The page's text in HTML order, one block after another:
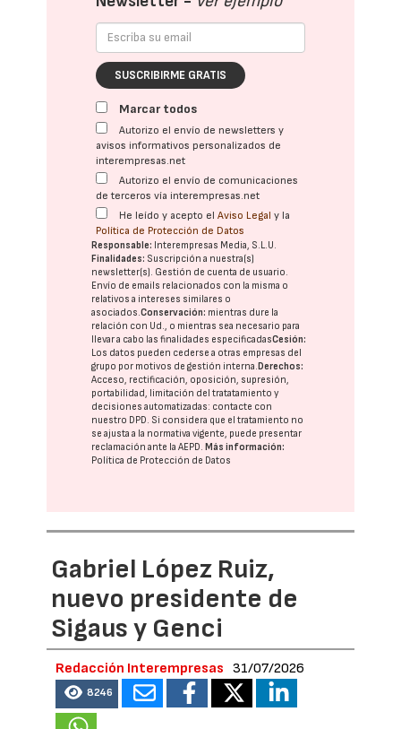
SUSCRIBIRME GRATIS
Marcar todos
Autorizo el envío de newsletters y
avisos informativos personalizados de
interempresas.net
Autorizo el envío de comunicaciones
de terceros vía interempresas.net
He leído y acepto elAviso Legal y la
Política de Protección de Datos
Responsable: Interempresas Media, S.L.U.
Finalidades: Suscripción a nuestra(s)
newsletter(s). Gestión de cuenta de usuario.
Envío de emails relacionados con la misma o
relativos a intereses similares o
asociados.Conservación: mientras dure la
relación con Ud., o mientras sea necesario para
llevar a cabo las finalidades especificadasCesión:
Los datos pueden cederse a otras empresas del
grupo por motivos de gestión interna.Derechos:
Acceso, rectificación, oposición, supresión,
portabilidad, limitación del tratatamiento y
decisiones automatizadas: contacte con
nuestro DPD. Si considera que el tratamiento no
se ajusta a la normativa vigente, puede presentar
reclamación ante laAEPD.Más información:
Política de Protección de Datos
Gabriel López Ruiz,
nuevo presidente de
Sigaus y Genci
Redacción Interempresas 31/07/2026
8246